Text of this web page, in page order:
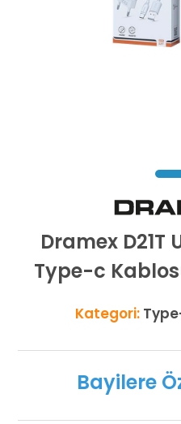
Dramex D21T
Type-c
Kategori:
Bayilere